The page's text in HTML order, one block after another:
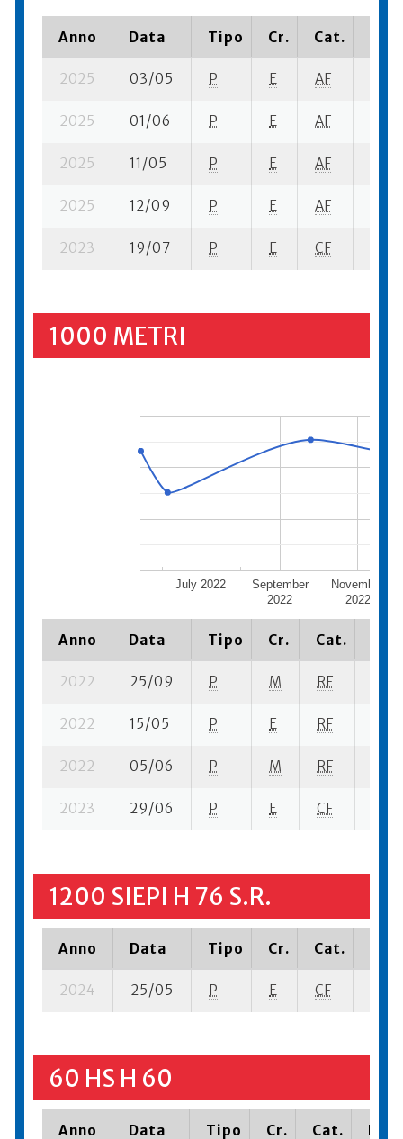
Anno Data Tipo Cr. Cat.
2025 03/05 P E AF
2025 01/06 P E AF
2025 11/05 P E AF
2025 12/09 P E AF
2023 19/07 P E CF
1000 METRI
July 2022
September
2022
November
2022
Anno Data Tipo Cr. Cat.
2022 25/09 P M RF
2022 15/05 P E RF
2022 05/06 P M RF
2023 29/06 P E CF
1200 SIEPI H 76 S.R.
Anno Data Tipo Cr. Cat.
2024 25/05 P E CF
60 HS H 60
Anno Data Tipo Cr. Cat.